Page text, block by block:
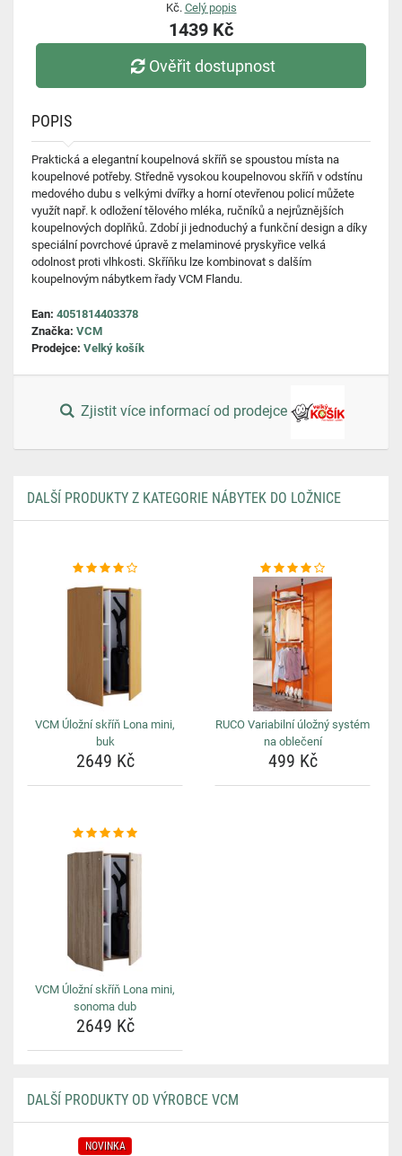
Kč. Celý popis
1439 Kč
Ověřit dostupnost
POPIS
Praktická a elegantní koupelnová skříň se spoustou místa na
koupelnové potřeby. Středně vysokou koupelnovou skříň v odstínu
medového dubu s velkými dvířky a horní otevřenou policí můžete
využít např. k odložení tělového mléka, ručníků a nejrůznějších
koupelnových doplňků. Zdobí ji jednoduchý a funkční design a díky
speciální povrchové úpravě z melaminové pryskyřice velká
odolnost proti vlhkosti. Skříňku lze kombinovat s dalším
koupelnovým nábytkem řady VCM Flandu.
Ean: 4051814403378
Značka: VCM
Prodejce: Velký košík
Zjistit více informací od prodejce
DALŠÍ PRODUKTY Z KATEGORIE NÁBYTEK DO LOŽNICE
VCM Úložní skříň Lona mini,
buk
2649 Kč
RUCO Variabilní úložný systém
na oblečení
499 Kč
VCM Úložní skříň Lona mini,
sonoma dub
2649 Kč
DALŠÍ PRODUKTY OD VÝROBCE VCM
NOVINKA